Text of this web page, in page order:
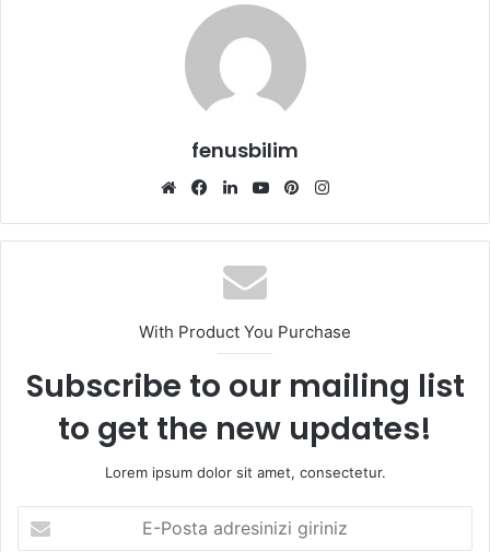
fenusbilim
Web
Facebook
LinkedInYouTubePinterest
With Product You Purchase
Subscribe to our mailing list
to get the new updates!
Lorem ipsum dolor sit amet, consectetur.
Posta